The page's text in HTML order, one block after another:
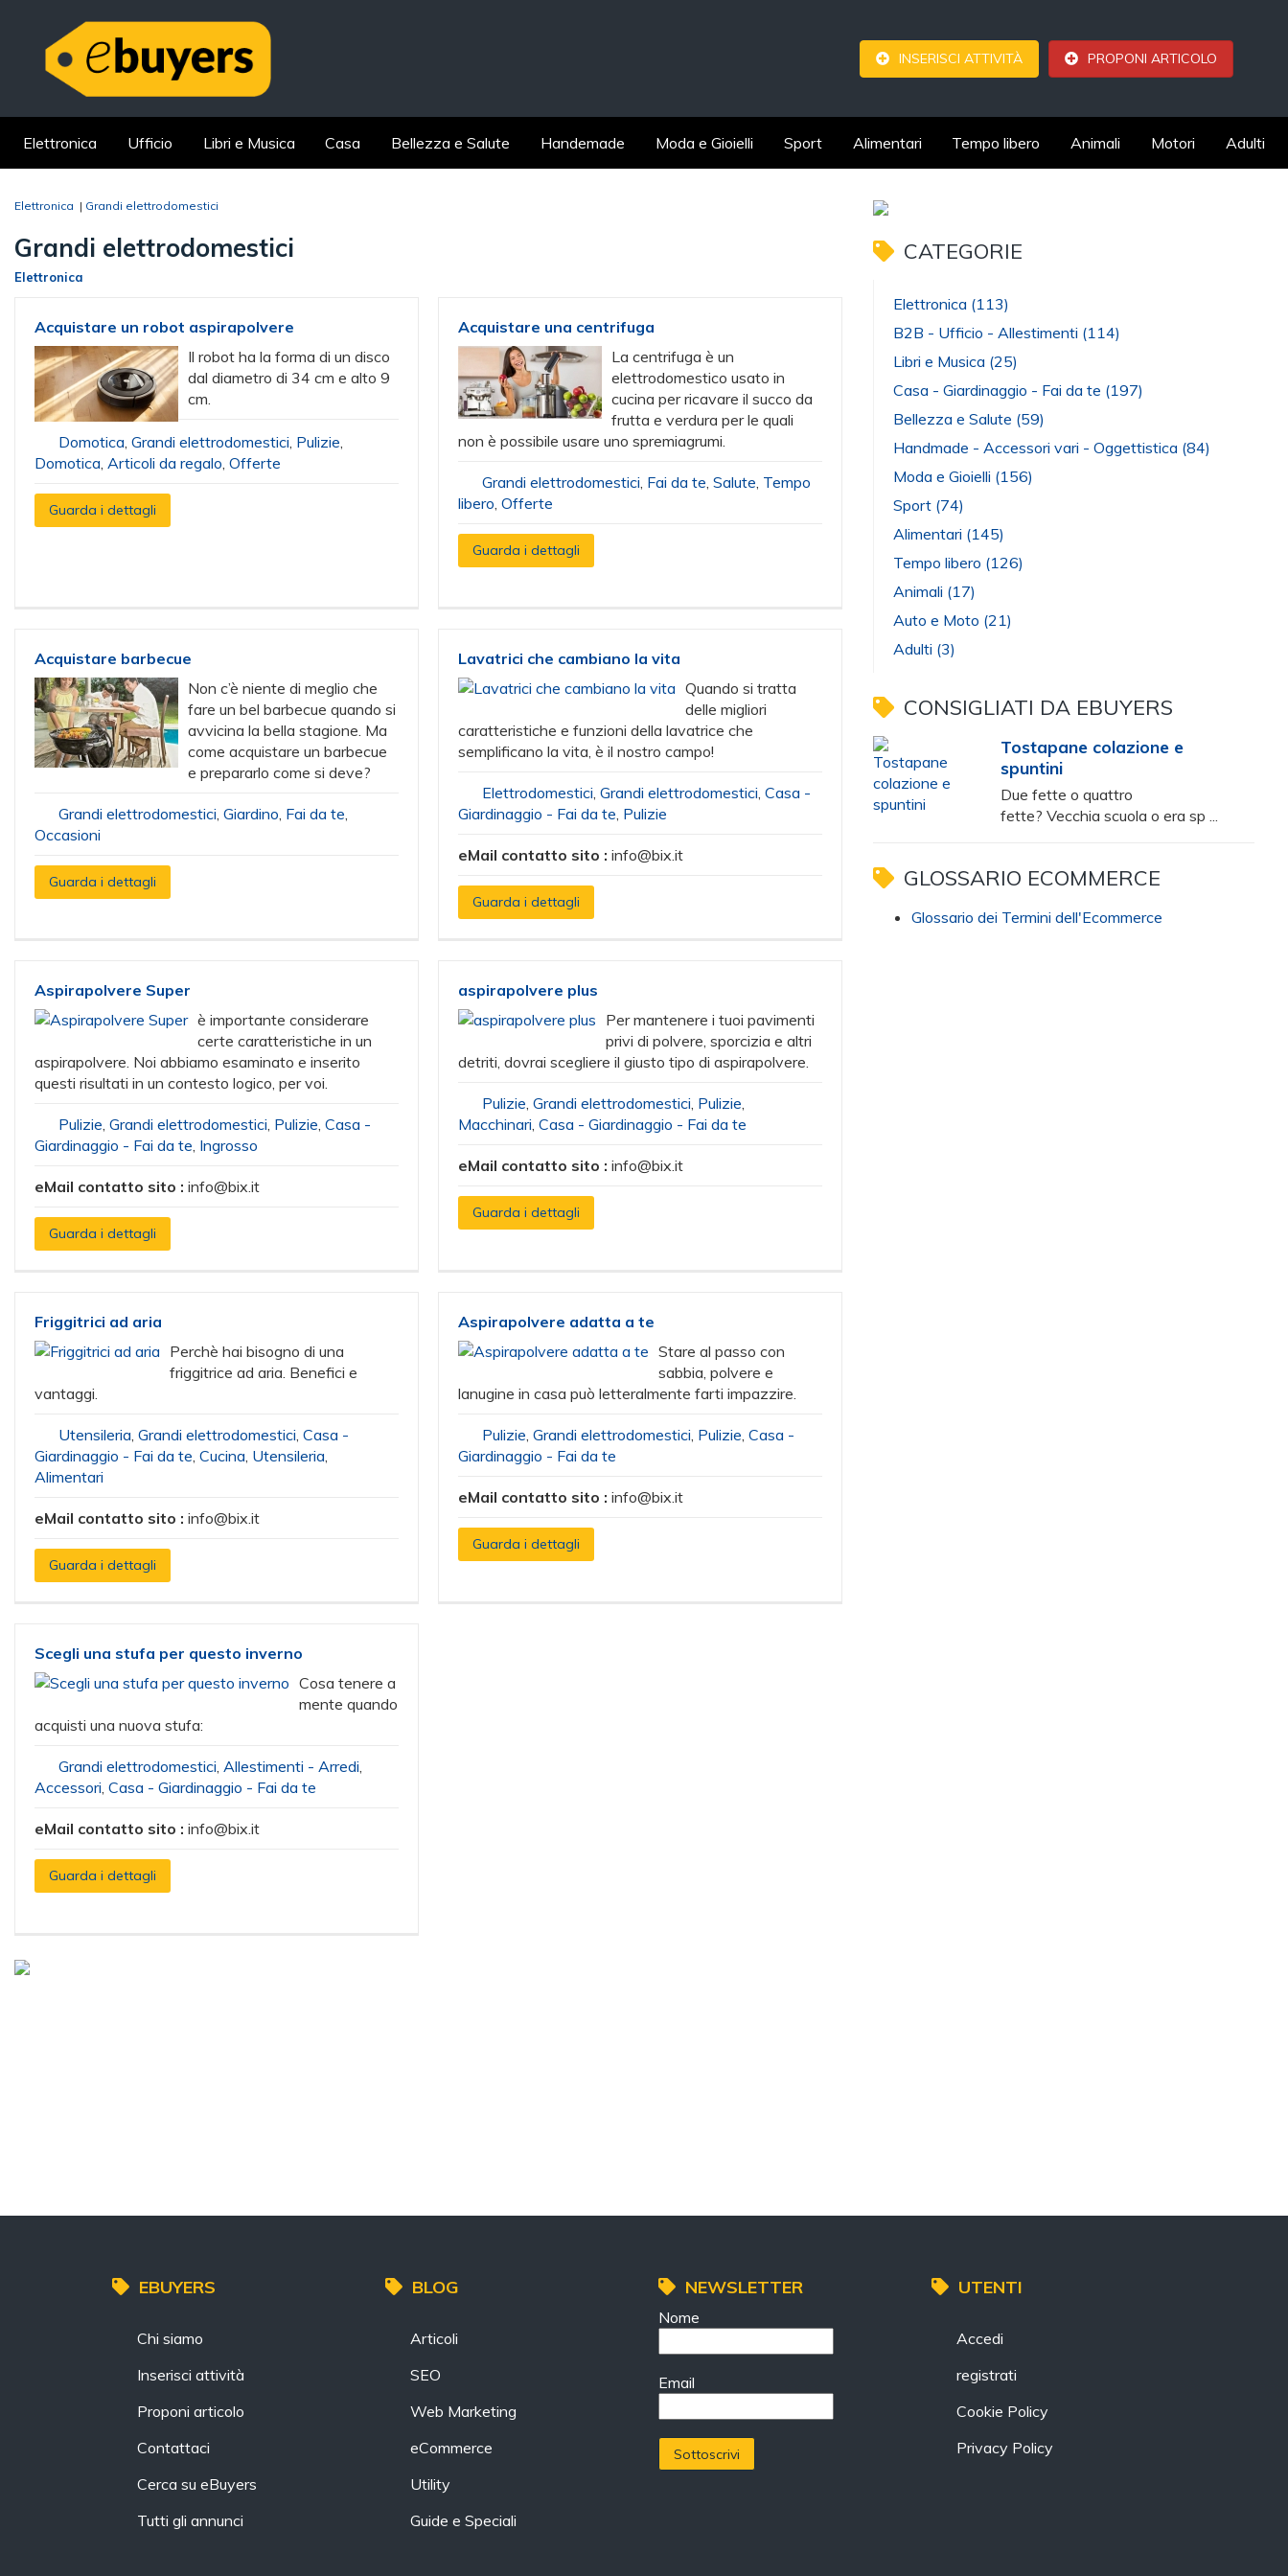
INSERISCI ATTIVITÀ PROPONI ARTICOLO
Elettronica Ufficio Libri e Musica Casa Bellezza e Salute Handemade Moda e Gioielli Sport Alimentari Tempo libero Animali Motori Adulti
Elettronica | Grandi elettrodomestici
Grandi elettrodomestici
Elettronica
Acquistare un robot aspirapolvere
Il robot ha la forma di un disco
dal diametro di 34 cm e alto 9
cm.
Domotica, Grandi elettrodomestici, Pulizie,
Domotica, Articoli da regalo, Offerte
Guarda i dettagli
Acquistare una centrifuga
La centrifuga è un
elettrodomestico usato in
cucina per ricavare il succo da
frutta e verdura per le quali
non è possibile usare uno spremiagrumi.
Grandi elettrodomestici, Fai da te,Salute, Tempo
libero,Offerte
Guarda i dettagli
Acquistare barbecue
Non c’è niente di meglio che
fare un bel barbecue quando si
avvicina la bella stagione. Ma
come acquistare un barbecue
e prepararlo come si deve?
Grandi elettrodomestici, Giardino, Fai da te,
Occasioni
Guarda i dettagli
Lavatrici che cambiano la vita
Quando si tratta
delle migliori
caratteristiche e funzioni della lavatrice che
semplificano la vita, è il nostro campo!
Elettrodomestici,Grandi elettrodomestici,Casa -
Giardinaggio - Fai da te, Pulizie
eMail contatto sito :info@bix.it
Guarda i dettagli
Aspirapolvere Super
è importante considerare
certe caratteristiche in un
aspirapolvere. Noi abbiamo esaminato e inserito
questi risultati in un contesto logico, per voi.
Pulizie, Grandi elettrodomestici, Pulizie, Casa -
Giardinaggio - Fai da te, Ingrosso
eMail contatto sito : info@bix.it
Guarda i dettagli
aspirapolvere plus
Per mantenere i tuoi pavimenti
privi di polvere, sporcizia e altri
detriti, dovrai scegliere il giusto tipo di aspirapolvere.
Pulizie,Grandi elettrodomestici, Pulizie,
Macchinari,Casa - Giardinaggio - Fai da te
eMail contatto sito :info@bix.it
Guarda i dettagli
Friggitrici ad aria
Perchè hai bisogno di una
friggitrice ad aria. Benefici e
vantaggi.
Utensileria, Grandi elettrodomestici, Casa -
Giardinaggio - Fai da te, Cucina, Utensileria,
Alimentari
eMail contatto sito : info@bix.it
Guarda i dettagli
Aspirapolvere adatta a te
Stare al passo con
sabbia, polvere e
lanugine in casa può letteralmente farti impazzire.
Pulizie,Grandi elettrodomestici, Pulizie,Casa -
Giardinaggio - Fai da te
eMail contatto sito :info@bix.it
Guarda i dettagli
Scegli una stufa per questo inverno
Cosa tenere a
mente quando
acquisti una nuova stufa:
Grandi elettrodomestici, Allestimenti - Arredi,
Accessori, Casa - Giardinaggio - Fai da te
eMail contatto sito : info@bix.it
Guarda i dettagli
CATEGORIE
Elettronica (113)
B2B - Ufficio - Allestimenti (114)
Libri e Musica (25)
Casa - Giardinaggio - Fai da te (197)
Bellezza e Salute (59)
Handmade - Accessori vari - Oggettistica (84)
Moda e Gioielli (156)
Sport (74)
Alimentari (145)
Tempo libero (126)
Animali (17)
Auto e Moto (21)
Adulti (3)
CONSIGLIATI DA EBUYERS
Tostapane colazione e
spuntini
Due fette o quattro
fette? Vecchia scuola o era sp ...
GLOSSARIO ECOMMERCE
Glossario dei Termini dell'Ecommerce
EBUYERS
Chi siamo
Inserisci attività
Proponi articolo
Contattaci
Cerca su eBuyers
Tutti gli annunci
BLOG
Articoli
SEO
Web Marketing
eCommerce
Utility
Guide e Speciali
NEWSLETTER
Nome
Email
UTENTI
Accedi
registrati
Cookie Policy
Privacy Policy